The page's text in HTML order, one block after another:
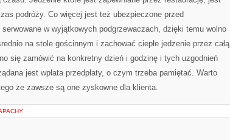
podróży. Co więcej jest też ubezpieczone przed
w wyjątkowych podgrzewaczach, dzięki temu wolno
na stole gościnnym i zachować ciepłe jedzenie przez całą
się zamówić na konkretny dzień i godzinę i tych uzgodnień
jest wpłata przedpłaty, o czym trzeba pamiętać. Warto
że zawsze są one zyskowne dla klienta.